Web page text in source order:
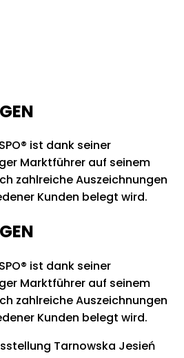
ist dank seiner
Marktführer auf seinem
zahlreiche Auszeichnungen
Kunden belegt wird.
ist dank seiner
Marktführer auf seinem
zahlreiche Auszeichnungen
Kunden belegt wird.
Tarnowska Jesień